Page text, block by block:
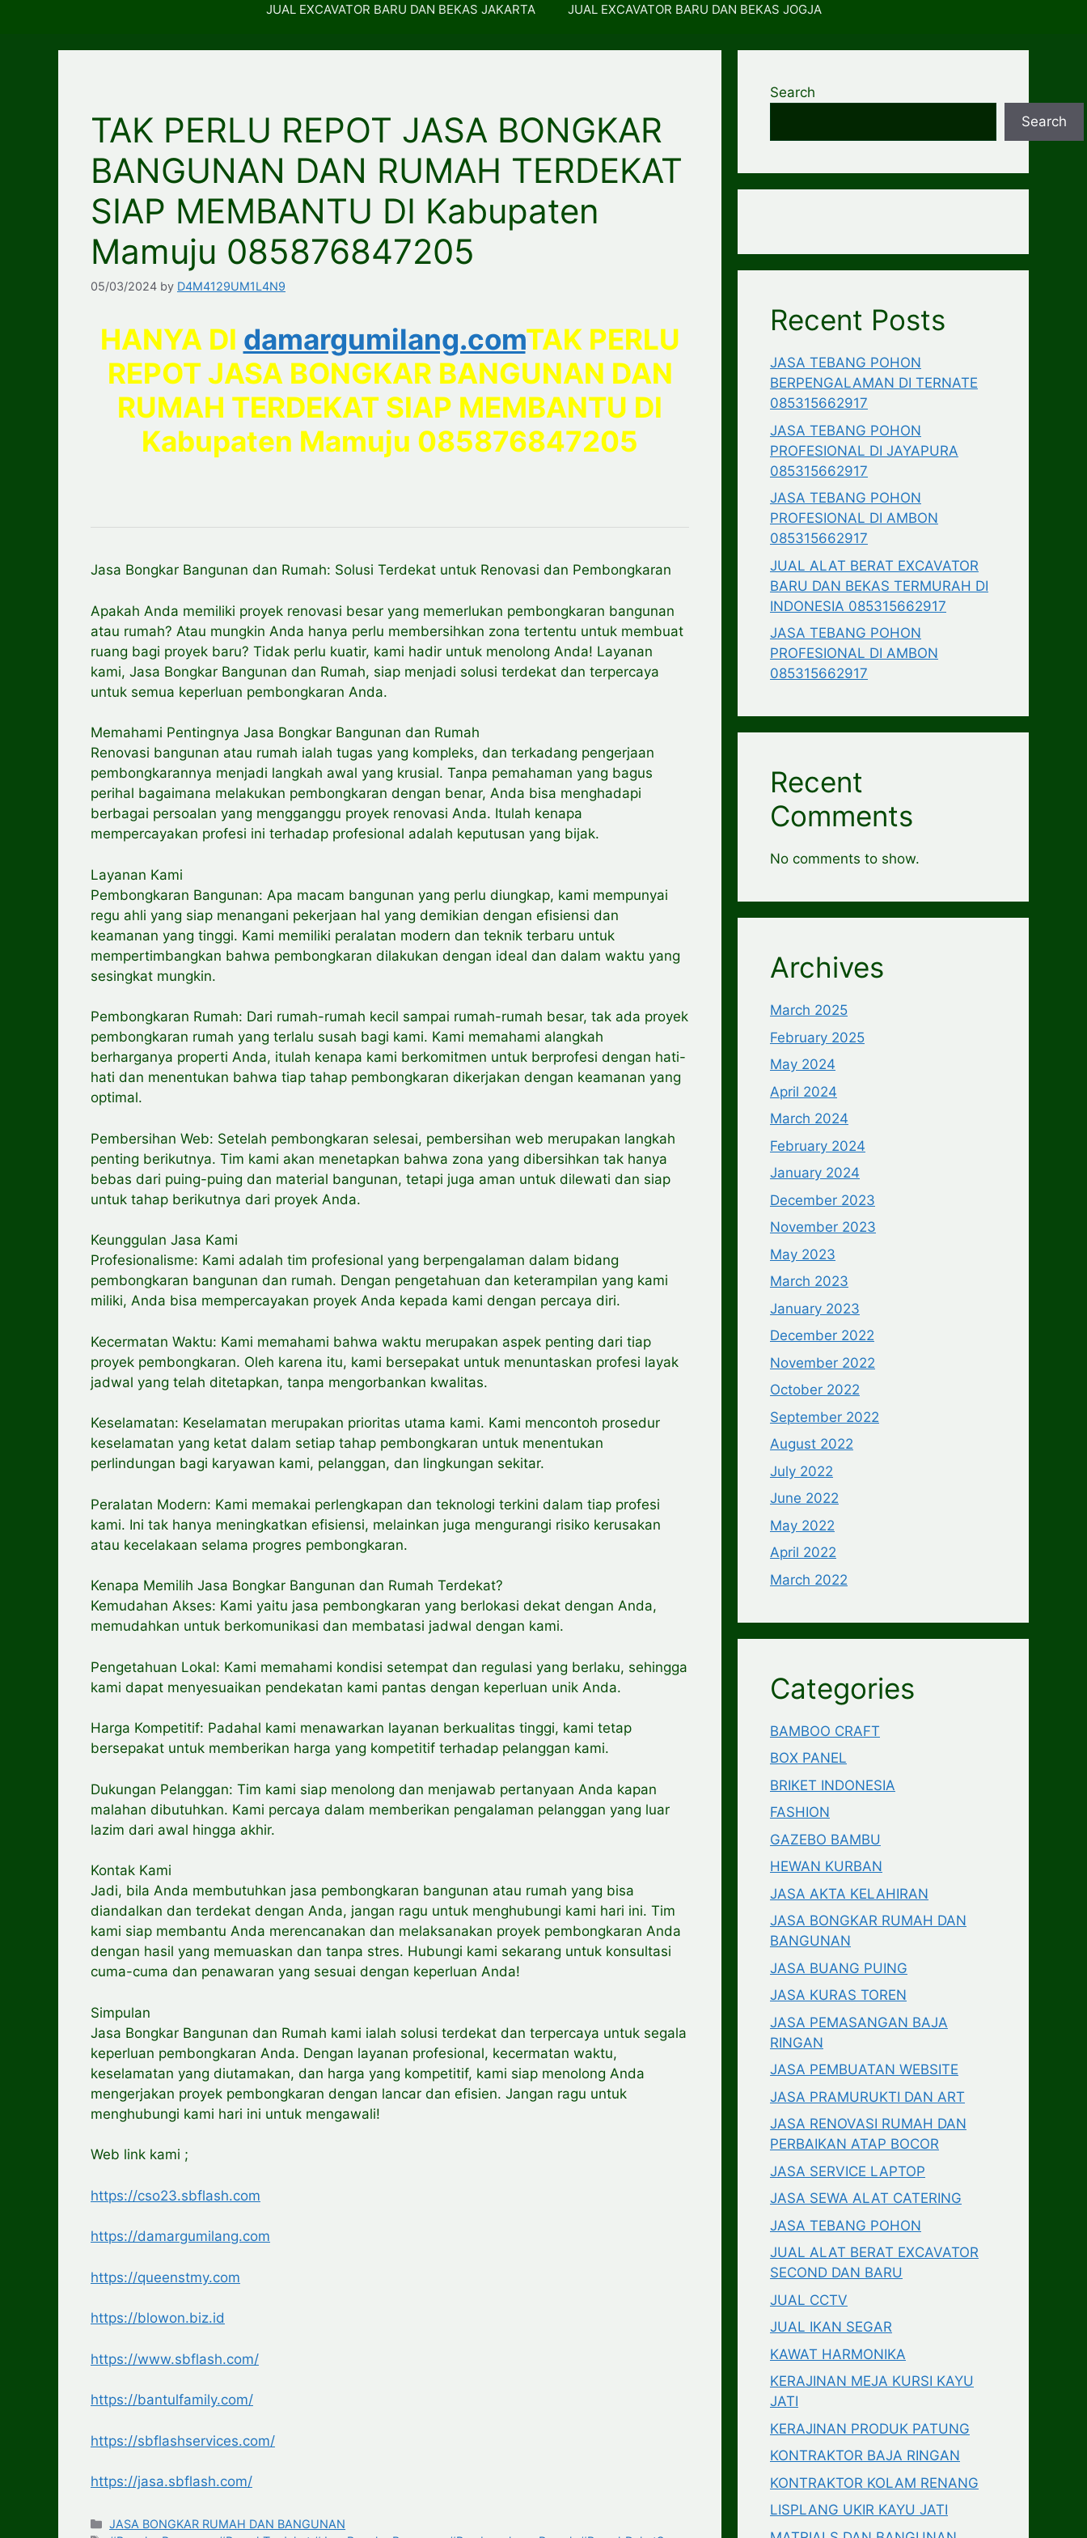
JUAL EXCAVATOR BARU DAN BEKAS JAKARTA JUAL EXCAVATOR BARU DAN BEKAS JOGJA
TAK PERLU REPOT JASA BONGKAR
BANGUNAN DAN RUMAH TERDEKAT
SIAP MEMBANTU DI Kabupaten
Mamuju 085876847205
05/03/2024 by D4M4129UM1L4N9
HANYA DI damargumilang.comTAK PERLU
REPOT JASA BONGKAR BANGUNAN DAN
RUMAH TERDEKAT SIAP MEMBANTU DI
Kabupaten Mamuju 085876847205
Jasa Bongkar Bangunan dan Rumah: Solusi Terdekat untuk Renovasi dan Pembongkaran
Apakah Anda memiliki proyek renovasi besar yang memerlukan pembongkaran bangunan
atau rumah? Atau mungkin Anda hanya perlu membersihkan zona tertentu untuk membuat
ruang bagi proyek baru? Tidak perlu kuatir, kami hadir untuk menolong Anda! Layanan
kami, Jasa Bongkar Bangunan dan Rumah, siap menjadi solusi terdekat dan terpercaya
untuk semua keperluan pembongkaran Anda.
Memahami Pentingnya Jasa Bongkar Bangunan dan Rumah
Renovasi bangunan atau rumah ialah tugas yang kompleks, dan terkadang pengerjaan
pembongkarannya menjadi langkah awal yang krusial. Tanpa pemahaman yang bagus
perihal bagaimana melakukan pembongkaran dengan benar, Anda bisa menghadapi
berbagai persoalan yang mengganggu proyek renovasi Anda. Itulah kenapa
mempercayakan profesi ini terhadap profesional adalah keputusan yang bijak.
Layanan Kami
Pembongkaran Bangunan: Apa macam bangunan yang perlu diungkap, kami mempunyai
regu ahli yang siap menangani pekerjaan hal yang demikian dengan efisiensi dan
keamanan yang tinggi. Kami memiliki peralatan modern dan teknik terbaru untuk
mempertimbangkan bahwa pembongkaran dilakukan dengan ideal dan dalam waktu yang
sesingkat mungkin.
Pembongkaran Rumah: Dari rumah-rumah kecil sampai rumah-rumah besar, tak ada proyek
pembongkaran rumah yang terlalu susah bagi kami. Kami memahami alangkah
berharganya properti Anda, itulah kenapa kami berkomitmen untuk berprofesi dengan hati-
hati dan menentukan bahwa tiap tahap pembongkaran dikerjakan dengan keamanan yang
optimal.
Pembersihan Web: Setelah pembongkaran selesai, pembersihan web merupakan langkah
penting berikutnya. Tim kami akan menetapkan bahwa zona yang dibersihkan tak hanya
bebas dari puing-puing dan material bangunan, tetapi juga aman untuk dilewati dan siap
untuk tahap berikutnya dari proyek Anda.
Keunggulan Jasa Kami
Profesionalisme: Kami adalah tim profesional yang berpengalaman dalam bidang
pembongkaran bangunan dan rumah. Dengan pengetahuan dan keterampilan yang kami
miliki, Anda bisa mempercayakan proyek Anda kepada kami dengan percaya diri.
Kecermatan Waktu: Kami memahami bahwa waktu merupakan aspek penting dari tiap
proyek pembongkaran. Oleh karena itu, kami bersepakat untuk menuntaskan profesi layak
jadwal yang telah ditetapkan, tanpa mengorbankan kwalitas.
Keselamatan: Keselamatan merupakan prioritas utama kami. Kami mencontoh prosedur
keselamatan yang ketat dalam setiap tahap pembongkaran untuk menentukan
perlindungan bagi karyawan kami, pelanggan, dan lingkungan sekitar.
Peralatan Modern: Kami memakai perlengkapan dan teknologi terkini dalam tiap profesi
kami. Ini tak hanya meningkatkan efisiensi, melainkan juga mengurangi risiko kerusakan
atau kecelakaan selama progres pembongkaran.
Kenapa Memilih Jasa Bongkar Bangunan dan Rumah Terdekat?
Kemudahan Akses: Kami yaitu jasa pembongkaran yang berlokasi dekat dengan Anda,
memudahkan untuk berkomunikasi dan membatasi jadwal dengan kami.
Pengetahuan Lokal: Kami memahami kondisi setempat dan regulasi yang berlaku, sehingga
kami dapat menyesuaikan pendekatan kami pantas dengan keperluan unik Anda.
Harga Kompetitif: Padahal kami menawarkan layanan berkualitas tinggi, kami tetap
bersepakat untuk memberikan harga yang kompetitif terhadap pelanggan kami.
Dukungan Pelanggan: Tim kami siap menolong dan menjawab pertanyaan Anda kapan
malahan dibutuhkan. Kami percaya dalam memberikan pengalaman pelanggan yang luar
lazim dari awal hingga akhir.
Kontak Kami
Jadi, bila Anda membutuhkan jasa pembongkaran bangunan atau rumah yang bisa
diandalkan dan terdekat dengan Anda, jangan ragu untuk menghubungi kami hari ini. Tim
kami siap membantu Anda merencanakan dan melaksanakan proyek pembongkaran Anda
dengan hasil yang memuaskan dan tanpa stres. Hubungi kami sekarang untuk konsultasi
cuma-cuma dan penawaran yang sesuai dengan keperluan Anda!
Simpulan
Jasa Bongkar Bangunan dan Rumah kami ialah solusi terdekat dan terpercaya untuk segala
keperluan pembongkaran Anda. Dengan layanan profesional, kecermatan waktu,
keselamatan yang diutamakan, dan harga yang kompetitif, kami siap menolong Anda
mengerjakan proyek pembongkaran dengan lancar dan efisien. Jangan ragu untuk
menghubungi kami hari ini untuk mengawali!
Web link kami ;
https://cso23.sbflash.com
https://damargumilang.com
https://queenstmy.com
https://blowon.biz.id
https://www.sbflash.com/
https://bantulfamily.com/
https://sbflashservices.com/
https://jasa.sbflash.com/
Categories
JASA BONGKAR RUMAH DAN BANGUNAN
Search
Search
Recent Posts
JASA TEBANG POHON
BERPENGALAMAN DI TERNATE
085315662917
JASA TEBANG POHON
PROFESIONAL DI JAYAPURA
085315662917
JASA TEBANG POHON
PROFESIONAL DI AMBON
085315662917
JUAL ALAT BERAT EXCAVATOR
BARU DAN BEKAS TERMURAH DI
INDONESIA 085315662917
JASA TEBANG POHON
PROFESIONAL DI AMBON
085315662917
Recent
Comments
No comments to show.
Archives
March 2025
February 2025
May 2024
April 2024
March 2024
February 2024
January 2024
December 2023
November 2023
May 2023
March 2023
January 2023
December 2022
November 2022
October 2022
September 2022
August 2022
July 2022
June 2022
May 2022
April 2022
March 2022
Categories
BAMBOO CRAFT
BOX PANEL
BRIKET INDONESIA
FASHION
GAZEBO BAMBU
HEWAN KURBAN
JASA AKTA KELAHIRAN
JASA BONGKAR RUMAH DAN
BANGUNAN
JASA BUANG PUING
JASA KURAS TOREN
JASA PEMASANGAN BAJA
RINGAN
JASA PEMBUATAN WEBSITE
JASA PRAMURUKTI DAN ART
JASA RENOVASI RUMAH DAN
PERBAIKAN ATAP BOCOR
JASA SERVICE LAPTOP
JASA SEWA ALAT CATERING
JASA TEBANG POHON
JUAL ALAT BERAT EXCAVATOR
SECOND DAN BARU
JUAL CCTV
JUAL IKAN SEGAR
KAWAT HARMONIKA
KERAJINAN MEJA KURSI KAYU
JATI
KERAJINAN PRODUK PATUNG
KONTRAKTOR BAJA RINGAN
KONTRAKTOR KOLAM RENANG
LISPLANG UKIR KAYU JATI